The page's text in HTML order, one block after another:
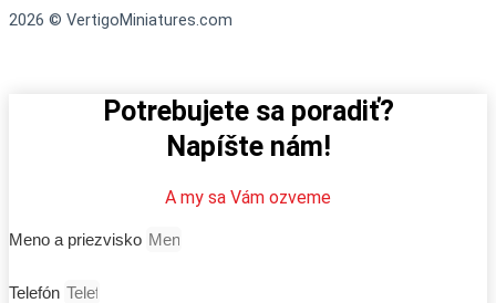
2026 © VertigoMiniatures.com
Potrebujete sa poradiť?
Napíšte nám!
A my sa Vám ozveme
Meno a priezvisko
Telefón